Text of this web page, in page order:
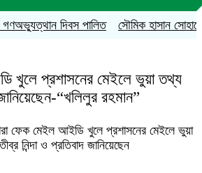
দিবস পালিত সৌমিক হাসান
খুলে প্রশাসনের মেইলে ভুয়া তথ্য
“খলিলুর রহমান”
ফেক মেইল আইডি খুলে প্রশাসনের মেইলে ভুয়া
নিন্দা ও প্রতিবাদ জানিয়েছেন